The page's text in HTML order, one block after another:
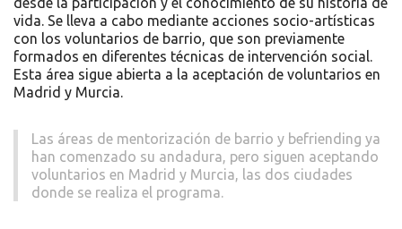
vida. Se lleva a cabo mediante acciones socio-artísticas
con los voluntarios de barrio, que son previamente
formados en diferentes técnicas de intervención social.
Esta área sigue abierta a la aceptación de voluntarios en
Madrid y Murcia.
Las áreas de mentorización de barrio y befriending ya
han comenzado su andadura, pero siguen aceptando
voluntarios en Madrid y Murcia, las dos ciudades
donde se realiza el programa.